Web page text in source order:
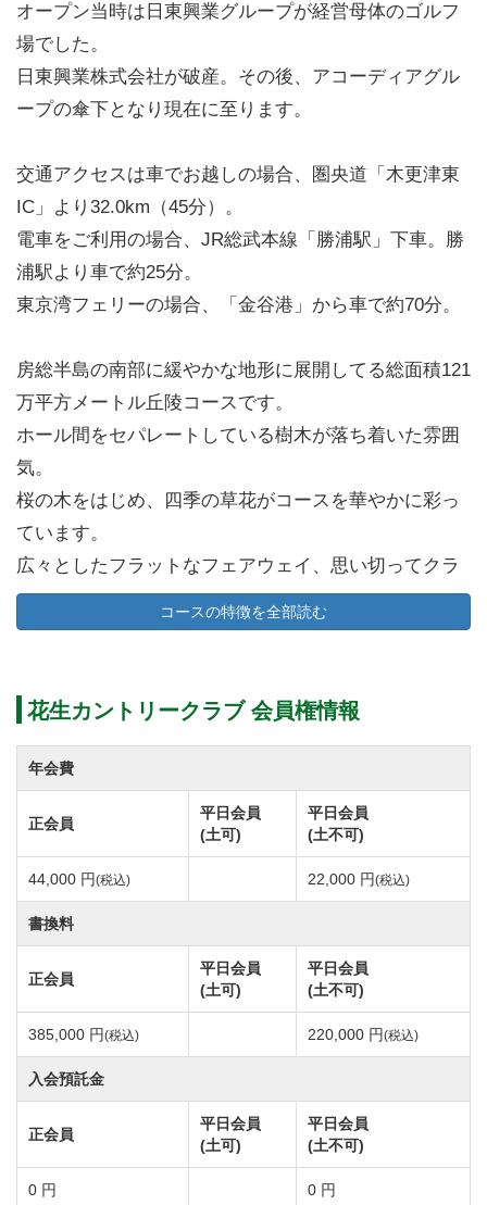
オープン当時は日東興業グループが経営母体のゴルフ
場でした。
日東興業株式会社が破産。その後、アコーディアグル
ープの傘下となり現在に至ります。
交通アクセスは車でお越しの場合、圏央道「木更津東
IC」より32.0km（45分）。
電車をご利用の場合、JR総武本線「勝浦駅」下車。勝
浦駅より車で約25分。
東京湾フェリーの場合、「金谷港」から車で約70分。
房総半島の南部に緩やかな地形に展開してる総面積121
万平方メートル丘陵コースです。
ホール間をセパレートしている樹木が落ち着いた雰囲
気。
桜の木をはじめ、四季の草花がコースを華やかに彩っ
ています。
広々としたフラットなフェアウェイ、思い切ってクラ
ブを振ることができます。
アップダウンが少ないためラウンドも快適です。
コース設計は小林光昭氏。造形美と自然の見事な調和
が織りなすコースビュー。
自然というキャンパスに"桜と水"をテーマに造られた
個性豊かな仕上がりになっています。
OUTコースは谷越えやＳ字のホール、ドッグレッグな
ど自然地形を活かしたデザイン。
INコースはクリークや池越え、バンカーの配置など景
観美と高い戦略性が印象的な造り。
グリーンはベントの1グリーン。コースレート72.1。
アウトコース、インコースともに異なる趣きでプレイ
"水の小林"と称される匠の技が随所に散りばめられた
名物ホールは15番。右ドッグレッグのロングは大きく
広がる池が印象的なホール。
コースの特徴を全部読む
花生カントリークラブ 会員権情報
年会費
正会員
平日会員
(土可)
平日会員
(土不可)
44,000 円(税込) 22,000 円(税込)
書換料
正会員
平日会員
(土可)
平日会員
(土不可)
385,000 円(税込) 220,000 円(税込)
入会預託金
正会員
平日会員
(土可)
平日会員
(土不可)
0 円 0 円